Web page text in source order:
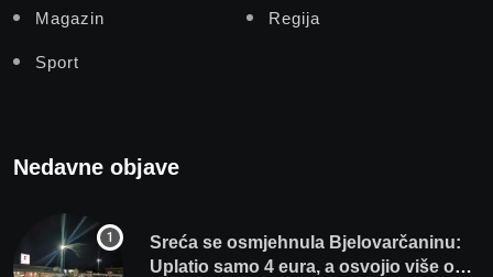
Magazin Regija
Sport
Nedavne objave
Sreća se osmjehnula Bjelovarčaninu:
Uplatio samo 4 eura, a osvojio više od